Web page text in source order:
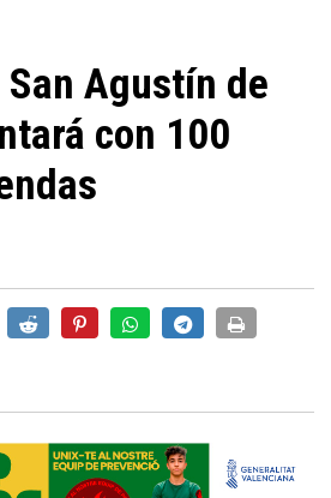
Agustín de
con 100